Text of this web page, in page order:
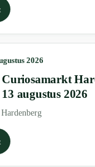
2026
augustus 2026
Hardenberg